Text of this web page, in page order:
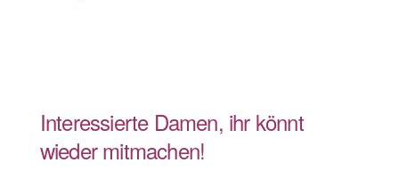
Interessierte Damen, ihr könnt
wieder mitmachen!